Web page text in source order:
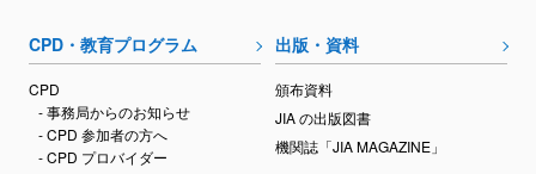
CPD・教育プログラム
CPD
- 事務局からのお知らせ
- CPD 参加者の方へ
- CPD プロバイダー
出版・資料
頒布資料
JIA の出版図書
機関誌「JIA MAGAZINE」